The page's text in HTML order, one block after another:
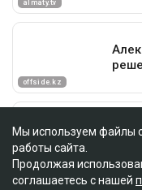
Мы используем файлы
работы сайта.
Продолжая
соглашаетесь с нашей